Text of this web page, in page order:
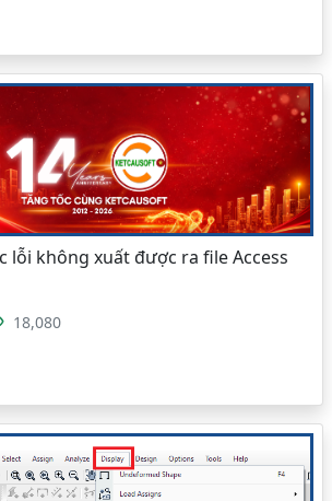
lỗi không xuất được ra file Access
18,080